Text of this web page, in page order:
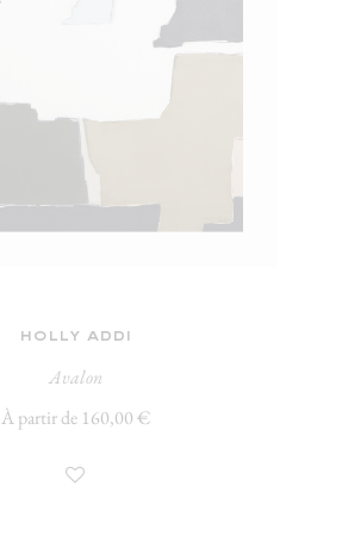
holly addi
Avalon
À partir de 160,00 €